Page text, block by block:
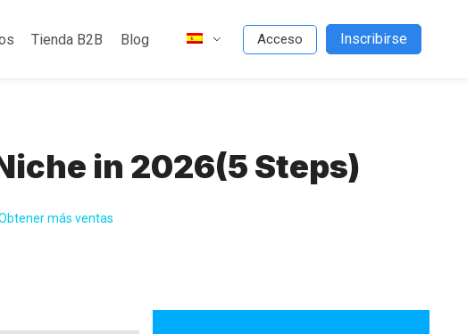
Tienda B2B Blog Acceso Inscribirse
in 2026(5 Steps)
más ventas